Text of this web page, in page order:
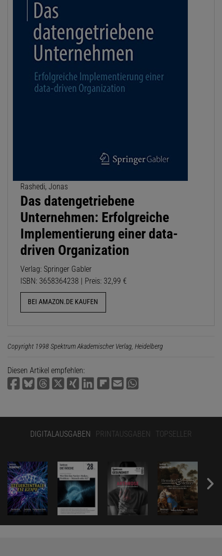
Rashedi, Jonas
Das datengetriebene
Unternehmen: Erfolgreiche
Implementierung einer data-
driven Organization
Verlag: Springer Gabler
ISBN: 3658364238 | Preis: 32,99 €
BEI AMAZON.DE KAUFEN
Copyright 1998 Spektrum Akademischer Verlag, Heidelberg
Diesen Artikel empfehlen:
DIGITALAUSGABEN PRINTAUSGABEN TOPSELLER